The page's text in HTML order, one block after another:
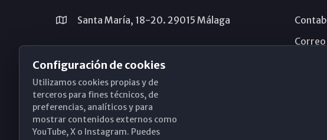
Santa María, 18-20. 29015 Málaga
obispado@diocesismalaga.es
Configuración de cookies
Utilizamos cookies propias y de
terceros para fines técnicos, de
preferencias, analíticos y para
mostrar contenidos externos como
YouTube, X o Instagram. Puedes